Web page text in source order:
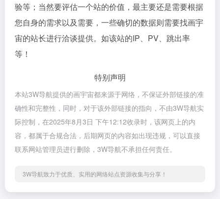
验等；当然要评估一个站的价值，最主要还是需要根据
您自身的需求以及需要，一些确切的数据则需要找画宇
宙的站长进行洽谈提供。如该站的IP、PV、跳出率
等！
特别声明
本站3W导航提供的画宇宙都来源于网络，不保证外部链接的准
确性和完整性，同时，对于该外部链接的指向，不由3W导航实
际控制，在2025年8月3日 下午12:12收录时，该网页上的内
容，都属于合规合法，后期网页的内容如出现违规，可以直接
联系网站管理员进行删除，3W导航不承担任何责任。
3W导航致力于优质、实用的网络站点资源收集与分享！